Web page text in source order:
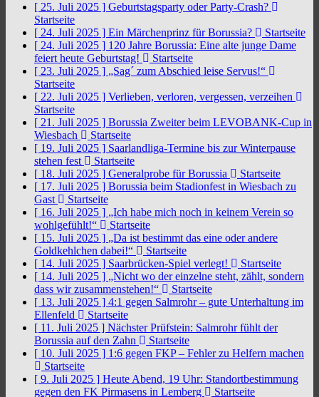
[ 25. Juli 2025 ] Geburtstagsparty oder Party-Crash?
Startseite
[ 24. Juli 2025 ] Ein Märchenprinz für Borussia?
Startseite
[ 24. Juli 2025 ] 120 Jahre Borussia: Eine alte junge Dame
feiert heute Geburtstag!
Startseite
[ 23. Juli 2025 ] „Sag´ zum Abschied leise Servus!“
Startseite
[ 22. Juli 2025 ] Verlieben, verloren, vergessen, verzeihen
Startseite
[ 21. Juli 2025 ] Borussia Zweiter beim LEVOBANK-Cup in
Wiesbach
Startseite
[ 19. Juli 2025 ] Saarlandliga-Termine bis zur Winterpause
stehen fest
Startseite
[ 18. Juli 2025 ] Generalprobe für Borussia
Startseite
[ 17. Juli 2025 ] Borussia beim Stadionfest in Wiesbach zu
Gast
Startseite
[ 16. Juli 2025 ] „Ich habe mich noch in keinem Verein so
wohlgefühlt!“
Startseite
[ 15. Juli 2025 ] „Da ist bestimmt das eine oder andere
Goldkehlchen dabei!“
Startseite
[ 14. Juli 2025 ] Saarbrücken-Spiel verlegt!
Startseite
[ 14. Juli 2025 ] „Nicht wo der einzelne steht, zählt, sondern
dass wir zusammenstehen!“
Startseite
[ 13. Juli 2025 ] 4:1 gegen Salmrohr – gute Unterhaltung im
Ellenfeld
Startseite
[ 11. Juli 2025 ] Nächster Prüfstein: Salmrohr fühlt der
Borussia auf den Zahn
Startseite
[ 10. Juli 2025 ] 1:6 gegen FKP – Fehler zu Helfern machen
Startseite
[ 9. Juli 2025 ] Heute Abend, 19 Uhr: Standortbestimmung
gegen den FK Pirmasens in Lemberg
Startseite